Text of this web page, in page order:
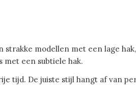
strakke modellen met een lage hak,
een subtiele hak.
tijd. De juiste stijl hangt af van